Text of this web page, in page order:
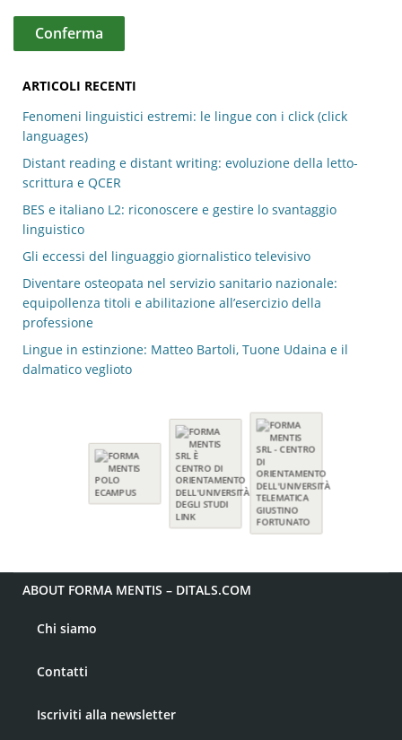
ARTICOLI RECENTI
Fenomeni linguistici estremi: le lingue con i click (click
languages)
Distant reading e distant writing: evoluzione della letto-
scrittura e QCER
BES e italiano L2: riconoscere e gestire lo svantaggio
linguistico
Gli eccessi del linguaggio giornalistico televisivo
Diventare osteopata nel servizio sanitario nazionale:
equipollenza titoli e abilitazione all’esercizio della
professione
Lingue in estinzione: Matteo Bartoli, Tuone Udaina e il
dalmatico veglioto
ABOUT FORMA MENTIS – DITALS.COM
Chi siamo
Contatti
Iscriviti alla newsletter